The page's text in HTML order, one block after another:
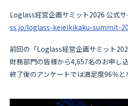
Loglass経営企画サミット2026 公式サ
ss.jp/loglass-keieikikaku-summit-
前回の「Loglass経営企画サミット
財務部門の皆様から4,657名のお申し
終了後のアンケートでは満足度96％と